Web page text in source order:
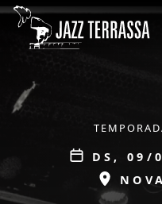
Vés al contingut
Data
DS, 09/
ESPAI